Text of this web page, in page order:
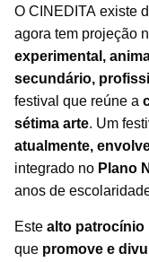
O CINEDITA existe
agora tem projeção
experimental,
secundário,
festival que reúne a
sétima arte. Um f
atualmente,
integrado no Plano
anos de
Este alto patrocínio
que promove e